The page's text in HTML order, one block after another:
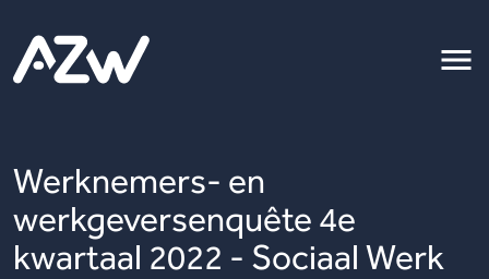
Werknemers- en
werkgeversenquête 4e
kwartaal 2022 - Sociaal Werk